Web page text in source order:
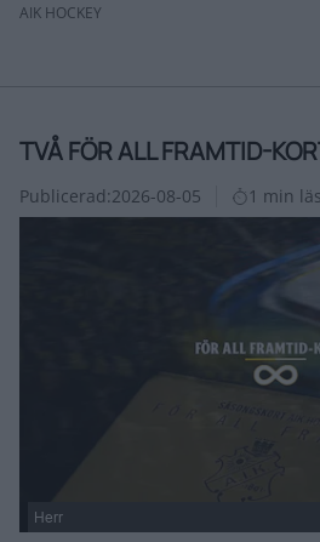
AIK HOCKEY
TVÅ FÖR ALL FRAMTID-
Publicerad:2026-08-05 1 min
Herr